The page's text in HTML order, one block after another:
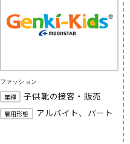
ファッション
業種 子供靴の接客・販売
雇用形態 アルバイト、パート